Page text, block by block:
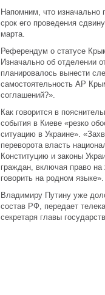
Напомним, что изначально
срок его проведения
марта.
Референдум о статусе
Изначально об отделении
планировалось вынести
самостоятельность АР
соглашений?».
Как говорится в
события в Киеве «резко
ситуацию в Украине».
переворота власть
Конституцию и законы
граждан, включая право
говорить на родном языке».
Владимиру Путину уже
состав РФ, передает
секретаря главы